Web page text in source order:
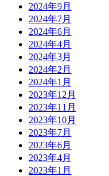
2024年9月
2024年7月
2024年6月
2024年4月
2024年3月
2024年2月
2024年1月
2023年12月
2023年11月
2023年10月
2023年7月
2023年6月
2023年4月
2023年1月